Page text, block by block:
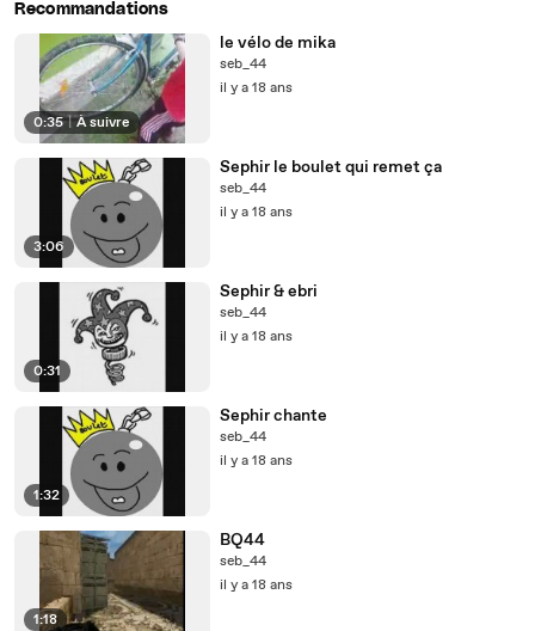
Recommandations
0:35 | À suivre
le vélo de mika
seb_44
il y a 18 ans
3:06
Sephir le boulet qui remet ça
seb_44
il y a 18 ans
0:31
Sephir & ebri
seb_44
il y a 18 ans
1:32
Sephir chante
seb_44
il y a 18 ans
1:18
BQ44
seb_44
il y a 18 ans